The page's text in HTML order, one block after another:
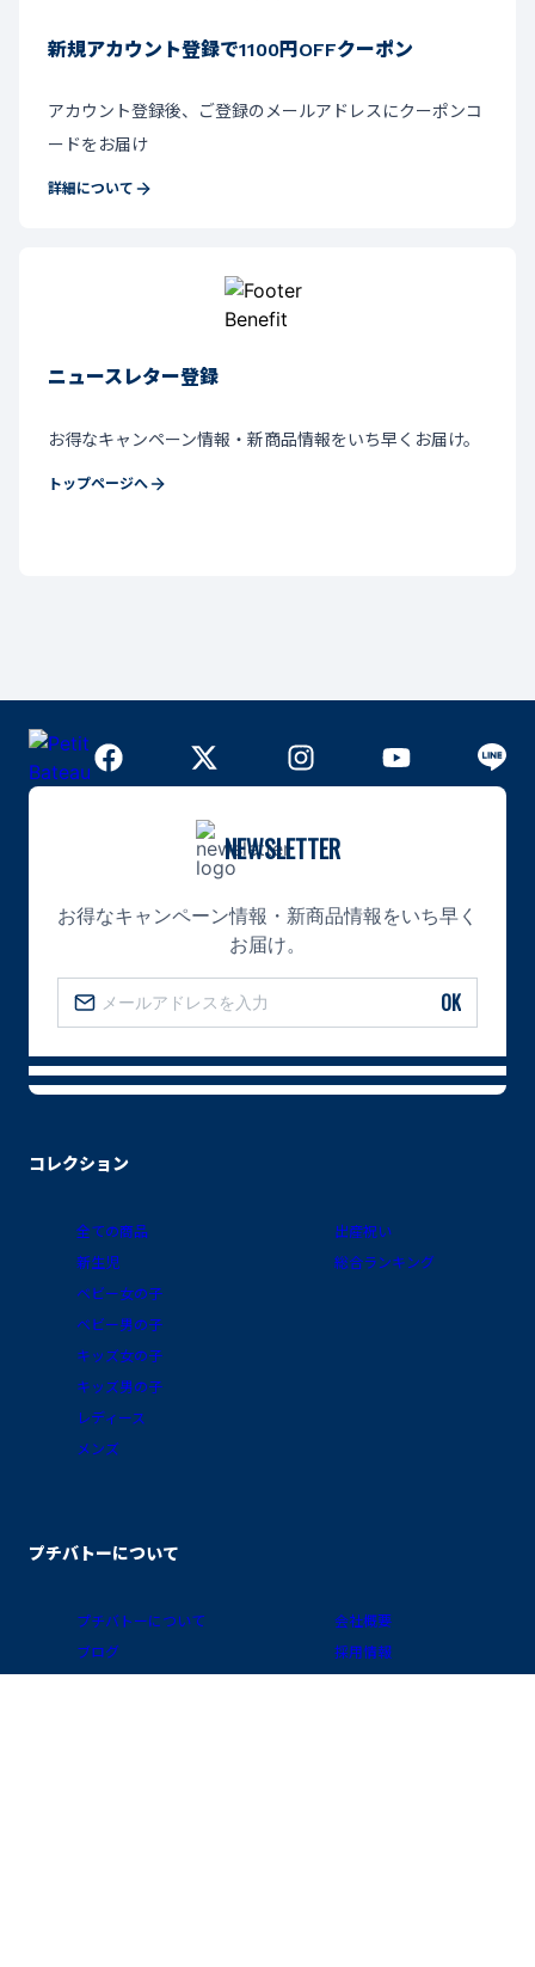
新規アカウント登録で1100円OFFクーポン
アカウント登録後、ご登録のメールアドレスにクーポンコ
ードをお届け
詳細について
ニュースレター登録
お得なキャンペーン情報・新商品情報をいち早くお届け。
トップページへ
コレクション
全ての商品
新生児
ベビー女の子
ベビー男の子
キッズ女の子
キッズ男の子
レディース
メンズ
出産祝い
総合ランキング
プチバトーについて
プチバトーについて
ブログ
会社概要
採用情報
NEWSLETTER
お得なキャンペーン情報・新商品情報をいち早く
お届け。
OK